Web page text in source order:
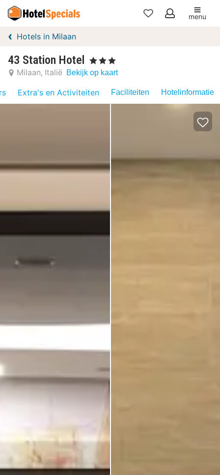
Mijn
menu
Hotels in Milaan
43 Station Hotel , 3 Sterren
Milaan Italië Bekijk op kaart
Extra's en Activiteiten Faciliteiten Hotelinformatie